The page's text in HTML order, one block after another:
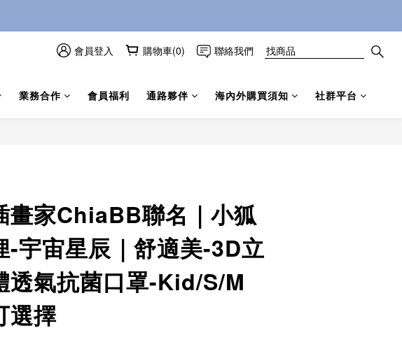
會員登入 購物車(0) 聯絡我們
業務合作 會員福利 通路夥伴 海內外購買須知 社群平台
畫家ChiaBB聯名｜小狐
-宇宙星辰｜舒適美-3D立
透氣抗菌口罩-Kid/S/M
選擇